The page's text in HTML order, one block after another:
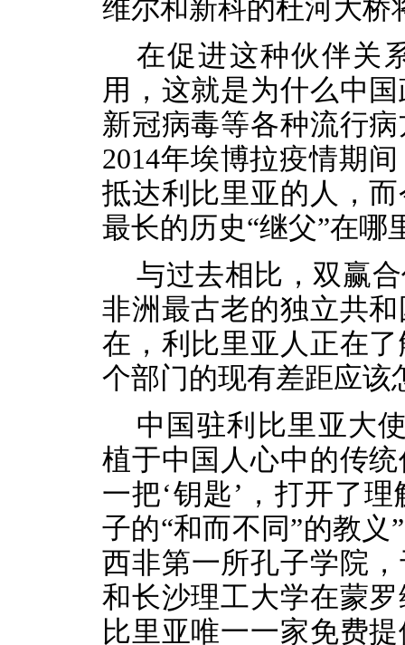
维尔和新科的杜河大桥
在促进这种伙伴关
用，这就是为什么中
新冠病毒等各种流行
2014年埃博拉疫情期
抵达利比里亚的人，
最长的历史“继父”在哪
与过去相比，双赢
非洲最古老的独立共
在，利比里亚人正在
个部门的现有差距应该
中国驻利比里亚大
植于中国人心中的传
一把‘钥匙’，打开了
子的“和而不同”的教义
西非第一所孔子学院
和长沙理工大学在蒙
比里亚唯一一家免费